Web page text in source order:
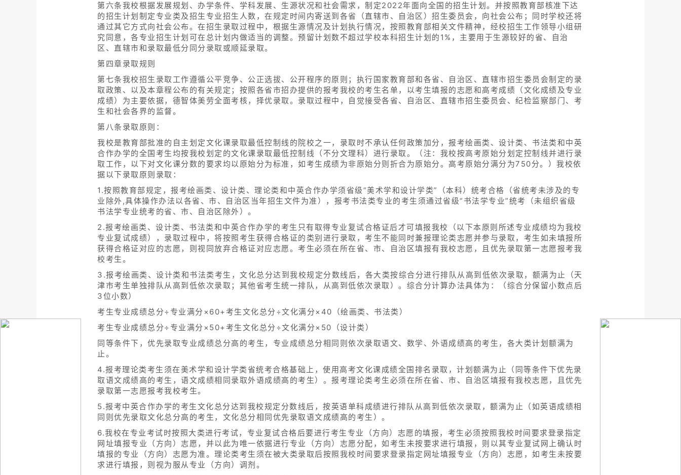
第六条我校根据发展规划、办学条件、学科发展、生源状况和社会需求，制定2022年面向全国的招生计划。并按照教育部核准下达
的招生计划制定专业类及招生专业招生人数，在规定时间内寄送到各省（直辖市、自治区）招生委员会，向社会公布；同时学校还将
通过其它方式向社会公布。在招生录取过程中，根据生源情况及计划执行情况，按照教育部相关文件精神，经校招生工作领导小组研
究同意，各专业招生计划可在总计划内做适当的调整。预留计划数不超过学校本科招生计划的1%，主要用于生源较好的省、自治
区、直辖市和录取最低分同分录取或顺延录取。
第四章录取规则
第七条我校招生录取工作遵循公平竞争、公正选拔、公开程序的原则；执行国家教育部和各省、自治区、直辖市招生委员会制定的录
取政策、以及本章程公布的有关规定；按照各省市招办提供的报考我校的考生名单，以考生填报的志愿和高考成绩（文化成绩及专业
成绩）为主要依据，德智体美劳全面考核，择优录取。录取过程中，自觉接受各省、自治区、直辖市招生委员会、纪检监察部门、考
生和社会各界的监督。
第八条录取原则：
我校是教育部批准的自主划定文化课录取最低控制线的院校之一，录取时不承认任何政策加分，报考绘画类、设计类、书法类和中英
合作办学的全国考生均按我校划定的文化课录取最低控制线（不分文理科）进行录取。（注：我校按高考原始分划定控制线并进行录
取工作，以下对文化课分数的要求均以原始分为标准，如考生成绩为非原始分则折合为原始分。高考原始分满分为750分。）我校依
据以下录取原则录取：
1.按照教育部规定，报考绘画类、设计类、理论类和中英合作办学须省级“美术学和设计学类”（本科）统考合格（省统考未涉及的专
业除外,具体操作办法以各省、市、自治区当年招生文件为准），报考书法类专业的考生须通过省级“书法学专业”统考（未组织省级
书法学专业统考的省、市、自治区除外）。
2.报考绘画类、设计类、书法类和中英合作办学的考生只有取得专业复试合格证后才可填报我校（以下本原则所述专业成绩均为我校
专业复试成绩），录取过程中，将按照考生获得合格证的类别进行录取，考生不能同时兼报理论类志愿并参与录取，考生如未填报所
获得合格证对应的志愿，则视同放弃合格证对应志愿。考生必须在所在省、市、自治区填报有我校志愿，且优先录取第一志愿报考我
校考生。
3.报考绘画类、设计类和书法类考生，文化总分达到我校规定分数线后，各大类按综合分进行排队从高到低依次录取，额满为止（天
津市考生单独排队从高到低依次录取；其他省考生统一排队，从高到低依次录取）。综合分计算办法具体为：（综合分保留小数点后
3位小数）
考生专业成绩总分÷专业满分×60+考生文化总分÷文化满分×40（绘画类、书法类）
考生专业成绩总分÷专业满分×50+考生文化总分÷文化满分×50（设计类）
同等条件下，优先录取专业成绩总分高的考生，专业成绩总分相同则依次录取语文、数学、外语成绩高的考生，各大类计划额满为
止。
4.报考理论类考生须在美术学和设计学类省统考合格基础上，使用高考文化课成绩全国排名录取，计划额满为止（同等条件下优先录
取语文成绩高的考生，语文成绩相同录取外语成绩高的考生）。报考理论类考生必须在所在省、市、自治区填报有我校志愿，且优先
录取第一志愿报考我校考生。
5.报考中英合作办学的考生文化总分达到我校规定分数线后，按英语单科成绩进行排队从高到低依次录取，额满为止（如英语成绩相
同则优先录取文化总分高的考生，文化总分相同优先录取语文成绩高的考生）。
6.我校在专业考试时按照大类进行考试，专业复试合格后要进行考生专业（方向）志愿的填报，考生必须按照我校时间要求登录指定
网址填报专业（方向）志愿，并以此为唯一依据进行专业（方向）志愿分配，如考生未按要求进行填报，则以其专业复试网上确认时
填报的专业（方向）志愿为准。理论类考生须在被大类录取后按照我校时间要求登录指定网址填报专业（方向）志愿，如考生未按要
求进行填报，则视为服从专业（方向）调剂。